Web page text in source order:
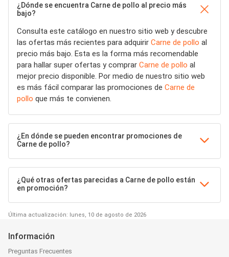
¿Dónde se encuentra Carne de pollo al precio más
bajo?
Consulta este catálogo en nuestro sitio web y descubre
las ofertas más recientes para adquirir Carne de pollo al
precio más bajo. Esta es la forma más recomendable
para hallar super ofertas y comprar Carne de pollo al
mejor precio disponible. Por medio de nuestro sitio web
es más fácil comparar las promociones de Carne de
pollo que más te convienen.
¿En dónde se pueden encontrar promociones de
Carne de pollo?
¿Qué otras ofertas parecidas a Carne de pollo están
en promoción?
Última actualización: lunes, 10 de agosto de 2026
Información
Preguntas Frecuentes